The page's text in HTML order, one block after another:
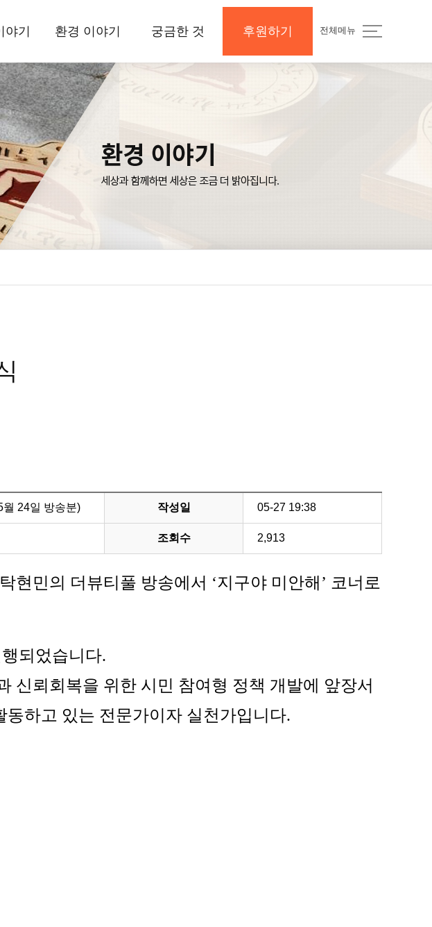
기
식
터
행물
식
환경 이야기
삼보일배오체투지
환경상
활동 소식
자료실
삼보일배오체투지
자료실
궁금한 것
공지사항 및 Q&A
나의 후원내역
보도자료와 미디어
후원하기
후원하기
전체메뉴
월 24일 방송분) 작성일 05-27 19:38
조회수 2,913
민의 더뷰티풀 방송에서 ‘지구야 미안해’ 코너로
되었습니다.
신뢰회복을 위한 시민 참여형 정책 개발에 앞장서
하고 있는 전문가이자 실천가입니다.